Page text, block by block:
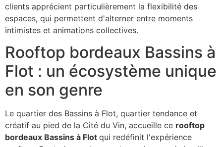
clients apprécient particulièrement la flexibilité des
espaces, qui permettent d'alterner entre moments
intimistes et animations collectives.
Rooftop bordeaux Bassins à
Flot : un écosystème unique
en son genre
Le quartier des Bassins à Flot, quartier tendance et
créatif au pied de la Cité du Vin, accueille ce rooftop
bordeaux Bassins à Flot qui redéfinit l'expérience